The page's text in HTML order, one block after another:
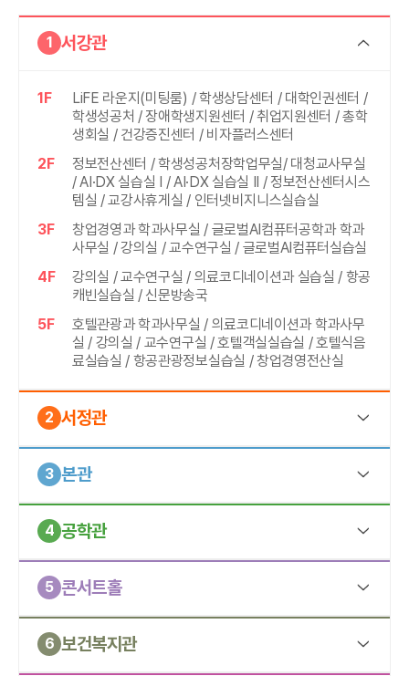
서강관
1
1F
LiFE 라운지(미팅룸) / 학생상담센터 / 대학인권센터 /
학생성공처 / 장애학생지원센터 / 취업지원센터 / 총학
생회실 / 건강증진센터 / 비자플러스센터
2F
정보전산센터 / 학생성공처장학업무실/ 대청교사무실
/ AI·DX 실습실 I / AI·DX 실습실 II / 정보전산센터시스
템실 / 교강사휴게실 / 인터넷비지니스실습실
3F
창업경영과 학과사무실 / 글로벌AI컴퓨터공학과 학과
사무실 / 강의실 / 교수연구실 / 글로벌AI컴퓨터실습실
4F
강의실 / 교수연구실 / 의료코디네이션과 실습실 / 항공
캐빈실습실 / 신문방송국
5F
호텔관광과 학과사무실 / 의료코디네이션과 학과사무
실 / 강의실 / 교수연구실 / 호텔객실실습실 / 호텔식음
료실습실 / 항공관광정보실습실 / 창업경영전산실
서정관
2
1F
도서관 / 자유열람실 / 정보이용실 / E스마트강의실 /
평생교육원 / 대학특화사업단 요양보호센터 / 양주베
2F
강의실 / 경영정보실습실 / 사회복지상담과그룹활동실
/ 사회복지전산실습실 / 컴퓨터그래픽실(PBL) / 교강
사휴게실
3F
강의실 / 교수연구실 / 사회복지학부 학과사무실 / 글로
합강의실
4F
강의실 / 교수연구실 / 메이크업실 / 뷰티아트과 학과사
무실 / 네일실습실 / 토탈실습실 / 피부실습실 / 헤어실
본관
3
B1F
스마트사진관 / 메타버스실 / 스마트 메타버스 콘텐츠
공작실
1F
서정피트니스센터 / 교직원식당 / 학생식당
2F
강의실 / 기악실습실 / 동작활동실습실 / 셀프스튜디오
3F
총장실 / 이사장실 / 입학본부 / 사회통합센터 / 대회의
실 / 행정처
공학관
4
1F
산학협력처·단 / 창업지원센터 / 지역아동센터 경기북
부지원단 / 일학습병행공동훈련센터 / 동아리실 / 군교
2F
그린식품가공과 학과사무실 / 교수연구실 / 3D프린터
실 / 비건베이커리실습실 / 미생물실 / 식품가공실습실
콘서트홀
5
3F
2세미나실 / 3세미나실 / 창작활동실 / 중장년휴게실
4F
연결통로
보건복지관
6